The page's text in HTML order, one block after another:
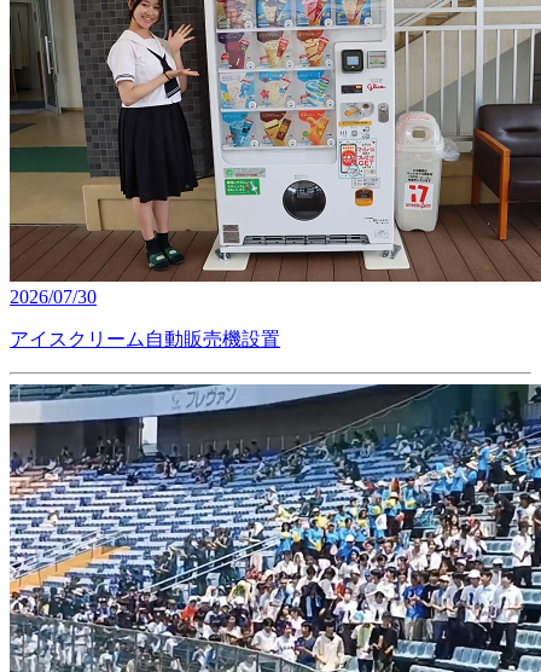
2026/07/30
アイスクリーム自動販売機設置